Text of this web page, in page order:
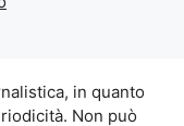
in quanto
Non può